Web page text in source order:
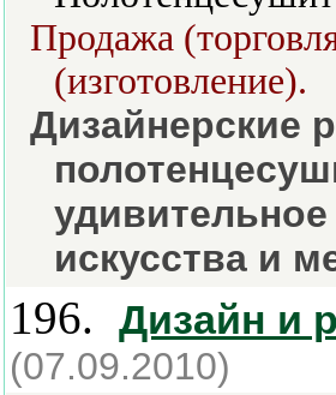
Продажа
(изготовление).
Дизайнерские
искусства и
196. Дизайн и
(07.09.2010)